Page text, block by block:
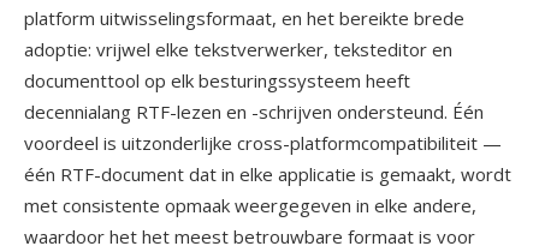
platform uitwisselingsformaat, en het bereikte brede
adoptie: vrijwel elke tekstverwerker, teksteditor en
documenttool op elk besturingssysteem heeft
decennialang RTF-lezen en -schrijven ondersteund. Één
voordeel is uitzonderlijke cross-platformcompatibiliteit —
één RTF-document dat in elke applicatie is gemaakt, wordt
met consistente opmaak weergegeven in elke andere,
waardoor het het meest betrouwbare formaat is voor